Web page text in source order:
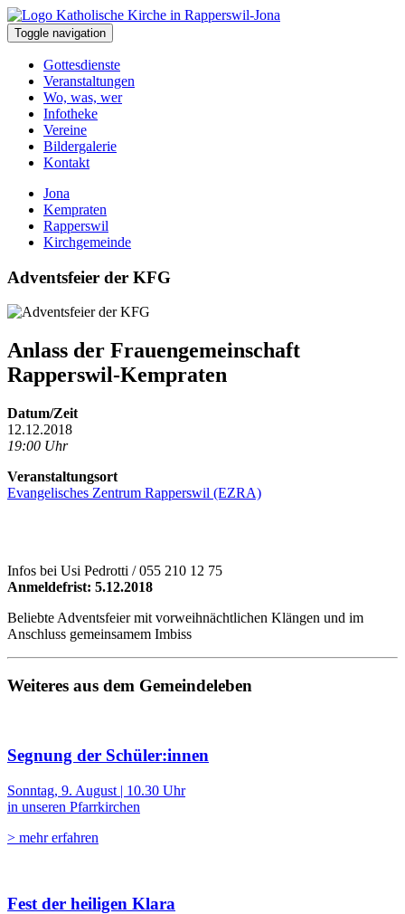
Toggle navigation
Gottesdienste
Veranstaltungen
Wo, was, wer
Infotheke
Vereine
Bildergalerie
Kontakt
Jona
Kempraten
Rapperswil
Kirchgemeinde
Adventsfeier der KFG
Anlass der Frauengemeinschaft
Rapperswil-Kempraten
Datum/Zeit
12.12.2018
19:00 Uhr
Veranstaltungsort
Evangelisches Zentrum Rapperswil (EZRA)
Infos bei Usi Pedrotti / 055 210 12 75
Anmeldefrist: 5.12.2018
Beliebte Adventsfeier mit vorweihnächtlichen Klängen und im
Anschluss gemeinsamem Imbiss
Weiteres aus dem Gemeindeleben
Segnung der Schüler:innen
Sonntag, 9. August | 10.30 Uhr
in unseren Pfarrkirchen
> mehr erfahren
Fest der heiligen Klara